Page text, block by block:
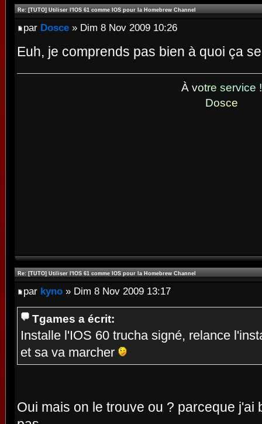
Re: [TUTO] Utiliser l'IOS 61 comme IOS pour la Homebrew Channel
par Dosce » Dim 8 Nov 2009 10:26
Euh, je comprends pas bien à quoi ça
À votre service !
Dosce
Re: [TUTO] Utiliser l'IOS 61 comme IOS pour la Homebrew Channel
par kyno » Dim 8 Nov 2009 13:17
Tgames a écrit:
Installe l'IOS 60 trucha signé, relance
et sa va marcher
Oui mais on le trouve ou ? parceque j'ai